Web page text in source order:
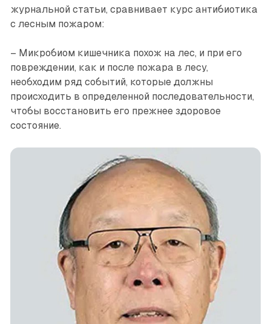
журнальной статьи, сравнивает курс антибиотика
с лесным пожаром:
– Микробиом кишечника похож на лес, и при его
повреждении, как и после пожара в лесу,
необходим ряд событий, которые должны
происходить в определенной последовательности,
чтобы восстановить его прежнее здоровое
состояние.